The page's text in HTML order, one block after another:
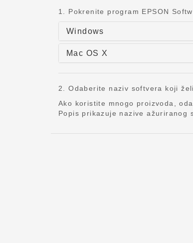
1. Pokrenite program EPSON
Windows
Mac OS X
2. Odaberite naziv softvera koji
Ako koristite mnogo proizvoda,
Popis prikazuje nazive ažuriranog